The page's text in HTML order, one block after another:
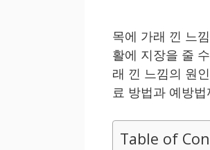
목에 가래 낀 느
활에 지장을 줄
래 낀 느낌의 원
료 방법과 예방
Table of